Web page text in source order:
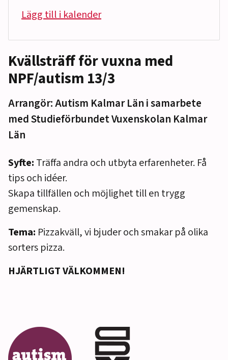
Kvällsträff för vuxna med
NPF/autism 13/3
Arrangör: Autism Kalmar Län i samarbete
med Studieförbundet Vuxenskolan Kalmar
Län
Syfte: Träffa andra och utbyta erfarenheter. Få
tips och idéer.
Skapa tillfällen och möjlighet till en trygg
gemenskap.
Tema: Pizzakväll, vi bjuder och smakar på olika
sorters pizza.
HJÄRTLIGT VÄLKOMMEN!
Lägg till i kalender